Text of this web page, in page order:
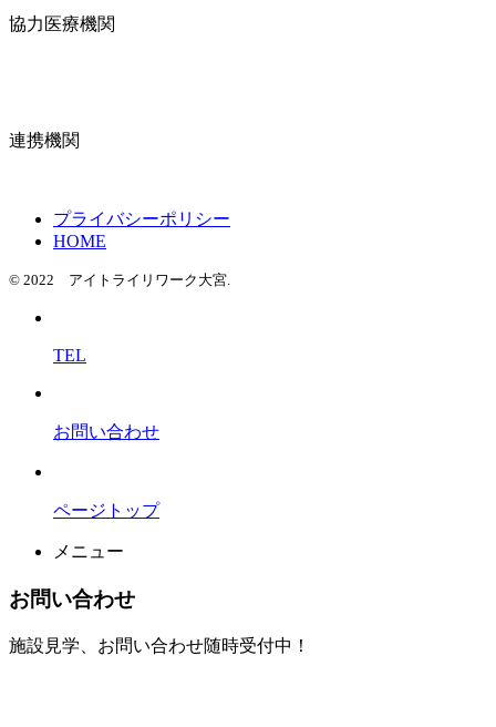
協力医療機関
連携機関
プライバシーポリシー
HOME
© 2022 アイトライリワーク大宮.
TEL
お問い合わせ
ページトップ
メニュー
お問い合わせ
施設見学、お問い合わせ随時受付中！